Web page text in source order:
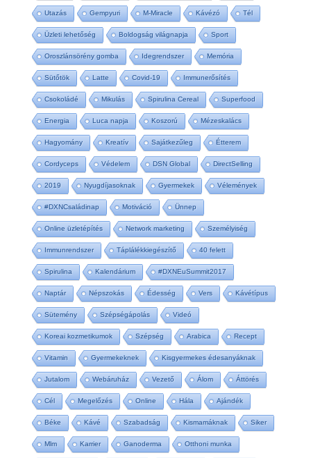
Utazás Gempyuri M-Miracle Kávézó Tél
Üzleti lehetőség Boldogság világnapja Sport
Oroszlánsörény gomba Idegrendszer Memória
Sütőtök Latte Covid-19 Immunerősítés
Csokoládé Mikulás Spirulina Cereal Superfood
Energia Luca napja Koszorú Mézeskalács
Hagyomány Kreatív Sajátkezűleg Étterem
Cordyceps Védelem DSN Global DirectSelling
2019 Nyugdíjasoknak Gyermekek Vélemények
#DXNCsaládinap Motiváció Ünnep
Online üzletépítés Network marketing Személyiség
Immunrendszer Táplálékkiegészítő 40 felett
Spirulina Kalendárium #DXNEuSummit2017
Naptár Népszokás Édesség Vers Kávétípus
Sütemény Szépségápolás Videó
Koreai kozmetikumok Szépség Arabica Recept
Vitamin Gyermekeknek Kisgyermekes édesanyáknak
Jutalom Webáruház Vezető Álom Áttörés
Cél Megelőzés Online Hála Ajándék
Béke Kávé Szabadság Kismamáknak Siker
Mlm Karrier Ganoderma Otthoni munka